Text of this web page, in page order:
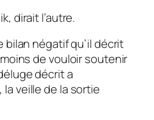
dirait l’autre.
bilan négatif qu’il décrit
de vouloir soutenir
décrit a
la veille de la sortie